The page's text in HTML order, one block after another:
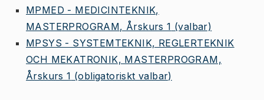
MPMED - MEDICINTEKNIK,
MASTERPROGRAM, Årskurs 1 (valbar)
MPSYS - SYSTEMTEKNIK, REGLERTEKNIK
OCH MEKATRONIK, MASTERPROGRAM,
Årskurs 1 (obligatoriskt valbar)